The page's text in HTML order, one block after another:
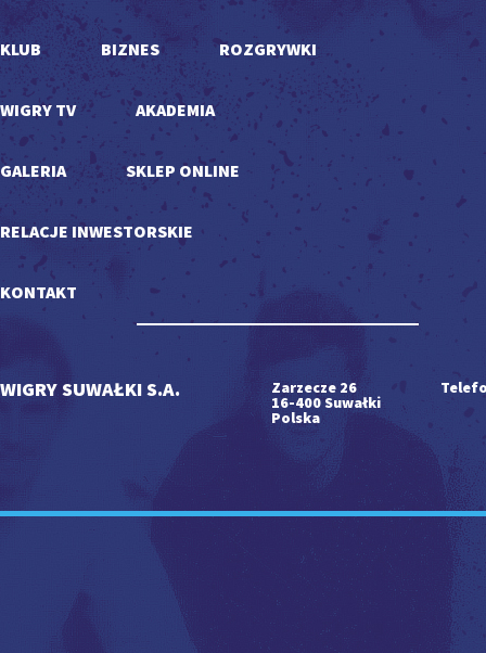
KLUB BIZNES ROZGRYWKI
WIGRY TV AKADEMIA
GALERIA SKLEP ONLINE
RELACJE INWESTORSKIE
KONTAKT
WIGRY SUWAŁKI S.A. Zarzecze 26
16-400 Suwałki
Polska